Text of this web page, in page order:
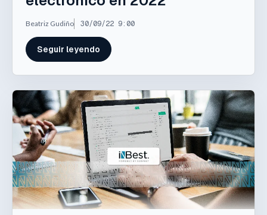
Beatriz Gudiño 30/09/22 9:00
Seguir leyendo